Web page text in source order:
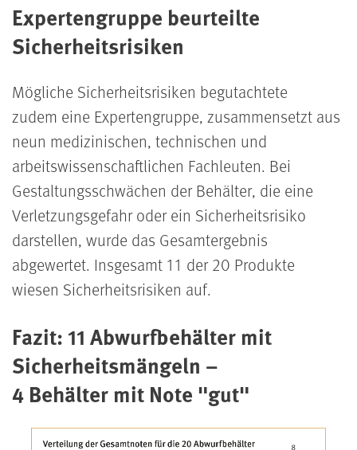
Expertengruppe beurteilte
Sicherheitsrisiken
Mögliche Sicherheitsrisiken begutachtete
zudem eine Expertengruppe, zusammensetzt aus
neun medizinischen, technischen und
arbeitswissenschaftlichen Fachleuten. Bei
Gestaltungsschwächen der Behälter, die eine
Verletzungsgefahr oder ein Sicherheitsrisiko
darstellen, wurde das Gesamtergebnis
abgewertet. Insgesamt 11 der 20 Produkte
wiesen Sicherheitsrisiken auf.
Fazit: 11 Abwurfbehälter mit
Sicherheitsmängeln –
4 Behälter mit Note "gut"